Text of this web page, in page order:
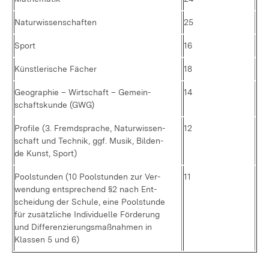
Na­tur­wis­sen­schaf­ten 25
Sport 16
Künst­le­ri­sche Fä­cher 18
Geo­gra­phie – Wirt­schaft – Ge­mein­
schafts­kun­de (GWG)
14
Pro­fi­le (3. Fremd­spra­che, Na­tur­wis­sen­
schaft und Tech­nik, ggf. Mu­sik, Bil­den­
de Kunst, Sport)
12
Pool­stun­den (10 Pool­stun­den zur Ver­
wen­dung ent­spre­chend §2 nach Ent­
schei­dung der Schu­le, ei­ne Pool­stun­de
für zu­sätz­li­che In­di­vi­du­el­le För­de­rung
und Dif­fe­ren­zie­rungs­maß­nah­men in
Klas­sen 5 und 6)
11